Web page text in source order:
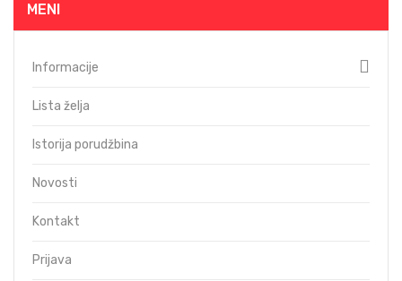
MENI
Informacije
Lista želja
Istorija porudžbina
Novosti
Kontakt
Prijava